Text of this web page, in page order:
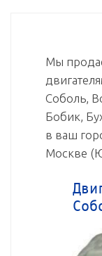
Мы
Соболь,
Бобик,
в ваш
Москве